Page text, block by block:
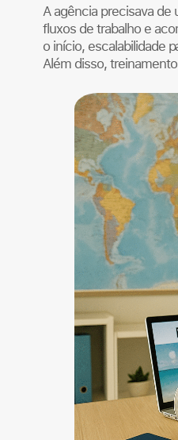
A agência precisava
fluxos de trabalho e
o início, escalabilidade
Além disso,